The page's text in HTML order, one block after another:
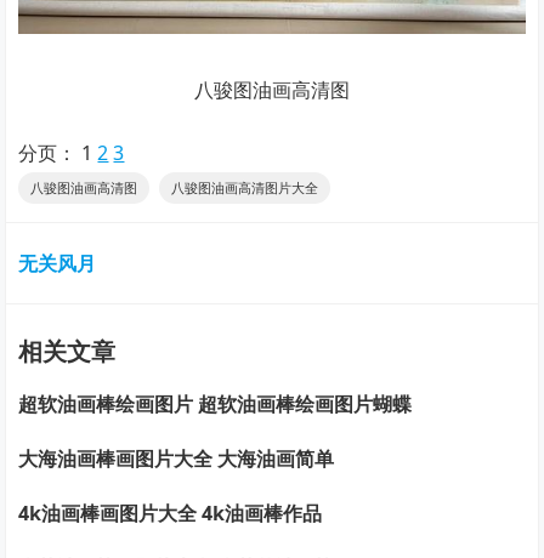
八骏图油画高清图
分页： 1 2 3
八骏图油画高清图 八骏图油画高清图片大全
无关风月
相关文章
超软油画棒绘画图片 超软油画棒绘画图片蝴蝶
大海油画棒画图片大全 大海油画简单
4k油画棒画图片大全 4k油画棒作品